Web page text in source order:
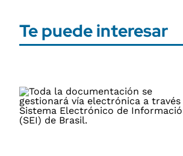
Te puede interesar